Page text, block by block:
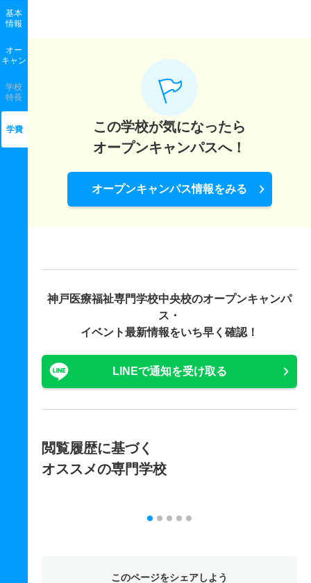
基本
情報
オー
キャン
学校
特長
学費
この学校が気になったら
オープンキャンパスへ！
オープンキャンパス情報をみる
神戸医療福祉専門学校中央校のオープンキャンパ
ス・
イベント最新情報をいち早く確認！
LINEで通知を受け取る
閲覧履歴に基づく
オススメの専門学校
このページをシェアしよう